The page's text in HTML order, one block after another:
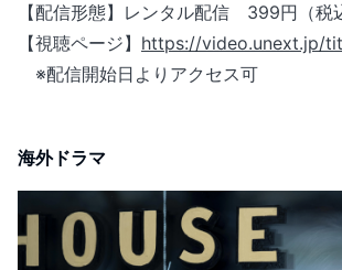
【配信形態】レンタル配信 399円（税
【視聴ページ】 https://video.unext.jp/
※配信開始日よりアクセス可
海外ドラマ